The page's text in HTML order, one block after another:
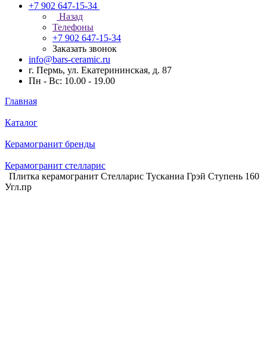
+7 902 647-15-34
Назад
Телефоны
+7 902 647-15-34
Заказать звонок
info@bars-ceramic.ru
г. Пермь, ул. Екатерининская, д. 87
Пн - Вс: 10.00 - 19.00
Главная
Каталог
Керамогранит бренды
Керамогранит стелларис
Плитка керамогранит Стелларис Тусканиа Грэй Ступень 160
Угл.пр